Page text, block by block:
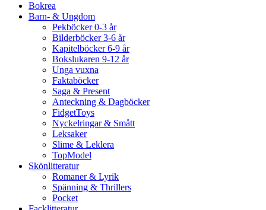
Bokrea
Barn- & Ungdom
Pekböcker 0-3 år
Bilderböcker 3-6 år
Kapitelböcker 6-9 år
Bokslukaren 9-12 år
Unga vuxna
Faktaböcker
Saga & Present
Anteckning & Dagböcker
FidgetToys
Nyckelringar & Smått
Leksaker
Slime & Leklera
TopModel
Skönlitteratur
Romaner & Lyrik
Spänning & Thrillers
Pocket